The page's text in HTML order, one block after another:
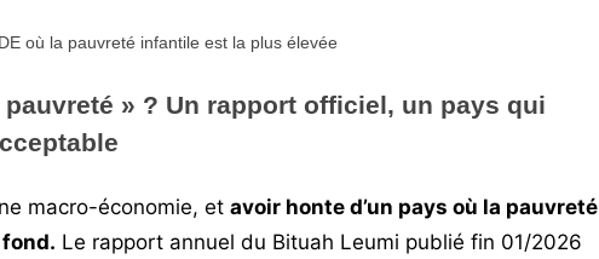
» ? Un rapport officiel, un pays qui
macro-économie, et avoir honte d’un pays où la pauvreté
Le rapport annuel du Bituah Leumi publié fin 01/2026